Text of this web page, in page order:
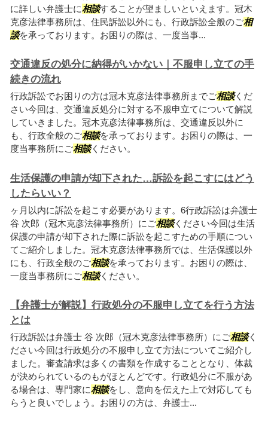
に詳しい弁護士に相談することが望ましいといえます。冠木
克彦法律事務所は、住民訴訟以外にも、行政訴訟全般のご相
談を承っております。お困りの際は、一度当事...
交通違反の処分に納得がいかない｜不服申し立ての手
続きの流れ
行政訴訟でお困りの方は冠木克彦法律事務所までご相談くだ
さい今回は、交通違反処分に対する不服申立てについて解説
していきました。冠木克彦法律事務所は、交通違反以外に
も、行政全般のご相談を承っております。お困りの際は、一
度当事務所にご相談ください。
生活保護の申請が却下された…訴訟を起こすにはどう
したらいい？
ヶ月以内に訴訟を起こす必要があります。6行政訴訟は弁護士
谷 次郎（冠木克彦法律事務所）にご相談ください今回は生活
保護の申請が却下された際に訴訟を起こすための手順につい
てご紹介しました。冠木克彦法律事務所では、生活保護以外
にも、行政全般のご相談を承っております。お困りの際は、
一度当事務所にご相談ください。
【弁護士が解説】行政処分の不服申し立てを行う方法
とは
行政訴訟は弁護士 谷 次郎（冠木克彦法律事務所）にご相談く
ださい今回は行政処分の不服申し立て方法についてご紹介し
ました。審査請求は多くの書類を作成することとなり、体裁
が決められているのもがほとんどです。行政処分に不服があ
る場合は、専門家に相談をし、意向を伝えた上で対応しても
らうと良いでしょう。お困りの方は、弁護士...